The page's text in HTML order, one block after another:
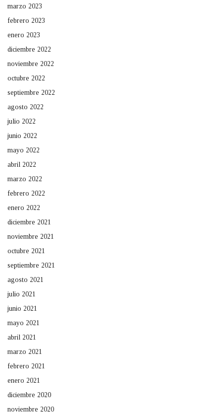
marzo 2023
febrero 2023
enero 2023
diciembre 2022
noviembre 2022
octubre 2022
septiembre 2022
agosto 2022
julio 2022
junio 2022
mayo 2022
abril 2022
marzo 2022
febrero 2022
enero 2022
diciembre 2021
noviembre 2021
octubre 2021
septiembre 2021
agosto 2021
julio 2021
junio 2021
mayo 2021
abril 2021
marzo 2021
febrero 2021
enero 2021
diciembre 2020
noviembre 2020